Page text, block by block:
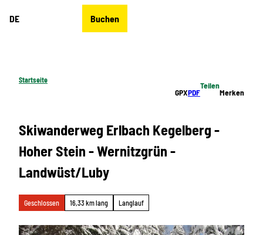
DE Buchen
Startseite
GPXPDF
Teilen
Merken
Skiwanderweg Erlbach Kegelberg -
Hoher Stein - Wernitzgrün -
Landwüst/Luby
Geschlossen 16,33 km lang Langlauf